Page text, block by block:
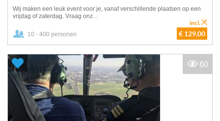
Wij maken een leuk event voor je, vanaf verschillende plaatsen op een
vrijdag of zaterdag. Vraag onz...
10 - 400 personen € 129,00
incl.
60